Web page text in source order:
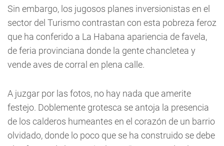
Sin embargo, los jugosos planes inversionistas en el
sector del Turismo contrastan con esta pobreza feroz
que ha conferido a La Habana apariencia de favela,
de feria provinciana donde la gente chancletea y
vende aves de corral en plena calle.
A juzgar por las fotos, no hay nada que amerite
festejo. Doblemente grotesca se antoja la presencia
de los calderos humeantes en el corazón de un barrio
olvidado, donde lo poco que se ha construido se debe